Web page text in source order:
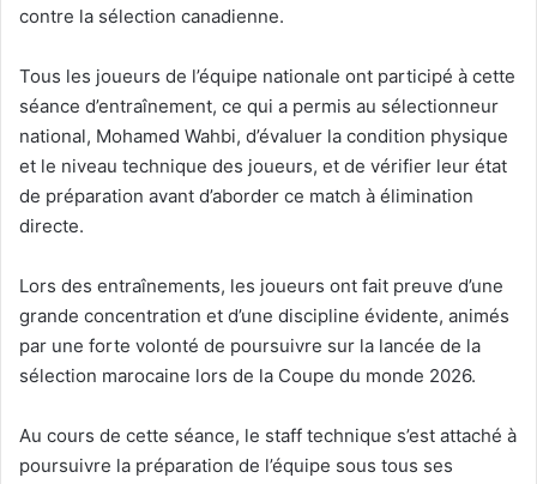
contre la sélection canadienne.
Tous les joueurs de l’équipe nationale ont participé à cette
séance d’entraînement, ce qui a permis au sélectionneur
national, Mohamed Wahbi, d’évaluer la condition physique
et le niveau technique des joueurs, et de vérifier leur état
de préparation avant d’aborder ce match à élimination
directe.
Lors des entraînements, les joueurs ont fait preuve d’une
grande concentration et d’une discipline évidente, animés
par une forte volonté de poursuivre sur la lancée de la
sélection marocaine lors de la Coupe du monde 2026.
Au cours de cette séance, le staff technique s’est attaché à
poursuivre la préparation de l’équipe sous tous ses